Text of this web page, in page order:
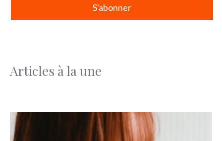
Articles à la une